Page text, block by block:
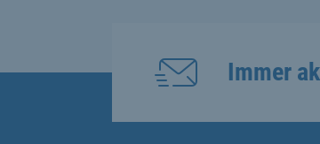
Immer